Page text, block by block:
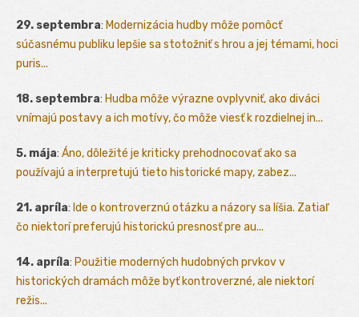
29. septembra: Modernizácia hudby môže pomôcť
súčasnému publiku lepšie sa stotožniť s hrou a jej témami, hoci
puris...
18. septembra: Hudba môže výrazne ovplyvniť, ako diváci
vnímajú postavy a ich motívy, čo môže viesť k rozdielnej in...
5. mája: Áno, dôležité je kriticky prehodnocovať ako sa
používajú a interpretujú tieto historické mapy, zabez...
21. apríla: Ide o kontroverznú otázku a názory sa líšia. Zatiaľ
čo niektorí preferujú historickú presnosť pre au...
14. apríla: Použitie moderných hudobných prvkov v
historických dramách môže byť kontroverzné, ale niektorí
režis...